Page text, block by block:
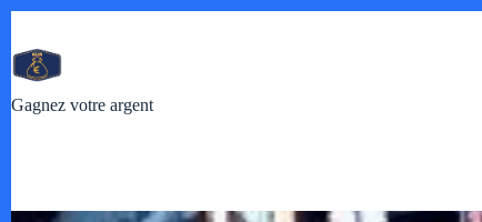
contenu
Gagnez votre argent